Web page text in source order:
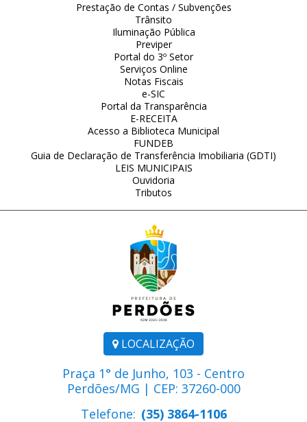
LOCALIZAÇÃO
Praça 1° de Junho, 103 - Centro
Perdões/MG | CEP: 37260-000
Telefone: (35) 3864-1106
Prestação de Contas / Subvenções
Trânsito
Iluminação Pública
Previper
Portal do 3º Setor
Serviços Online
Notas Fiscais
e-SIC
Portal da Transparência
E-RECEITA
Acesso a Biblioteca Municipal
FUNDEB
Guia de Declaração de Transferência Imobiliaria (GDTI)
LEIS MUNICIPAIS
Ouvidoria
Tributos